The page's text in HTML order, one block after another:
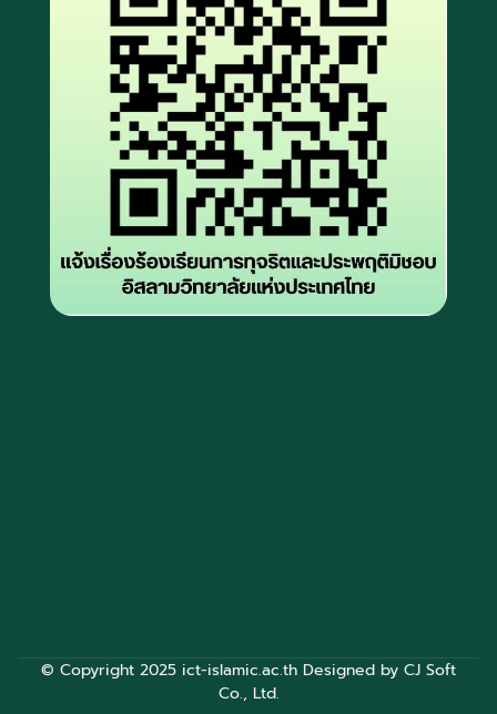
© Copyright 2025 ict-islamic.ac.th Designed by CJ Soft
Co., Ltd.